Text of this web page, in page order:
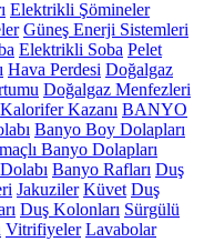
Elektrikli Şömineler
Güneş Enerji Sistemleri
Elektrikli Soba Pelet
Hava Perdesi Doğalgaz
Doğalgaz Menfezleri
Kalorifer Kazanı BANYO
Banyo Boy Dolapları
Banyo Dolapları
Banyo Rafları Duş
Jakuziler Küvet Duş
Duş Kolonları Sürgülü
Vitrifiyeler Lavabolar